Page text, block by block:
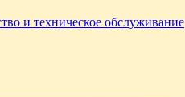
и техническое обслуживание